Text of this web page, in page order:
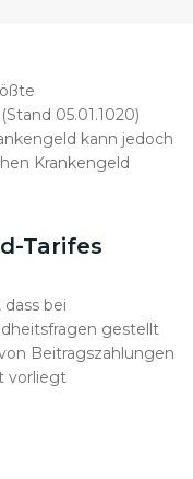
05.01.1020)
kann jedoch
Krankengeld
Tarifes
bei
gestellt
Beitragszahlungen
vorliegt